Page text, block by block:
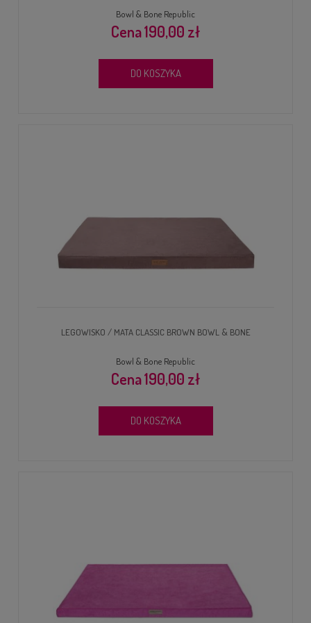
Bowl & Bone Republic
190,00 zł
DO KOSZYKA
LEGOWISKO / MATA CLASSIC BROWN BOWL & BONE
Bowl & Bone Republic
190,00 zł
DO KOSZYKA